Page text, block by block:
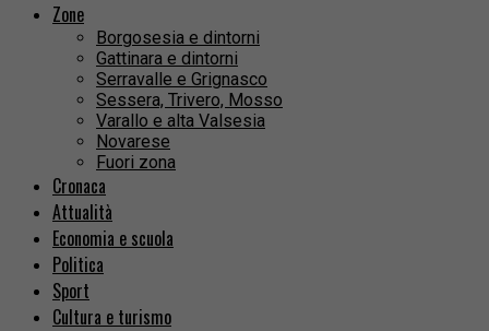
Zone
Borgosesia e dintorni
Gattinara e dintorni
Serravalle e Grignasco
Sessera, Trivero, Mosso
Varallo e alta Valsesia
Novarese
Fuori zona
Cronaca
Attualità
Economia e scuola
Politica
Sport
Cultura e turismo